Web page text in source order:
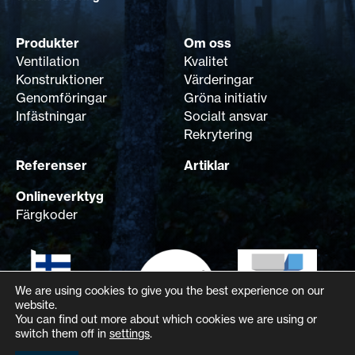
Produkter
Ventilation
Konstruktioner
Genomföringar
Infästningar
Om oss
Kvalitet
Värderingar
Gröna initiativ
Socialt ansvar
Rekrytering
Referenser
Artiklar
Onlineverktyg
Färgkoder
We are using cookies to give you the best experience on our
website.
You can find out more about which cookies we are using or
switch them off in settings.